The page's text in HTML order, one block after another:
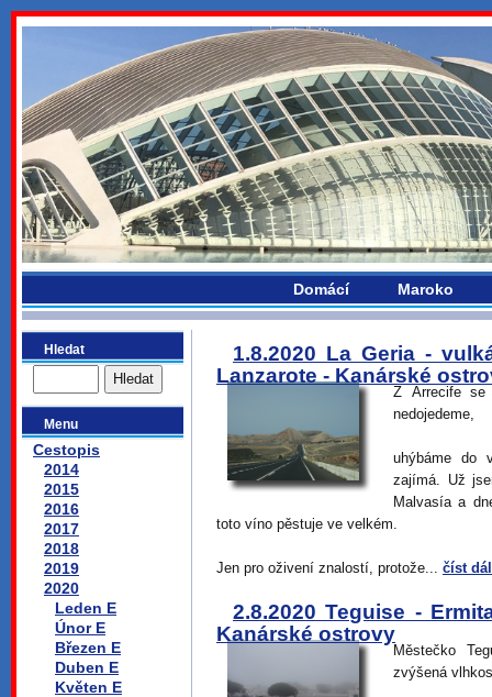
bydlikemevropou.com
Domácí Maroko
Hledat
Menu
Cestopis
2014
2015
2016
2017
2018
2019
2020
Leden E
Únor E
Březen E
Duben E
Květen E
1.8.2020 La Geria -
Lanzarote - Kanárské
Z Arrecife se
nedojedeme,
uhýbáme do
zajímá. Už
Malvasía a
toto víno pěstuje ve velkém.
Jen pro oživení znalostí, protože... číst dál
2.8.2020 Teguise -
Kanárské ostrovy
Městečko
zvýšená